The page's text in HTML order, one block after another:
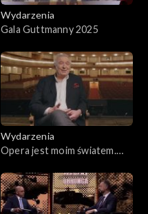
Wydarzenia
Gala Guttmanny 2025
Wydarzenia
Opera jest moim światem.